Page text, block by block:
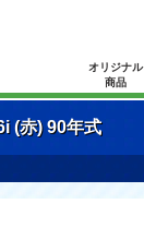
オリジナル
商品
(赤) 90年式